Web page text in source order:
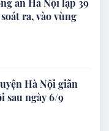
an Hà Nội lập 39
ra, vào vùng
Hà Nội giãn
sau ngày 6/9